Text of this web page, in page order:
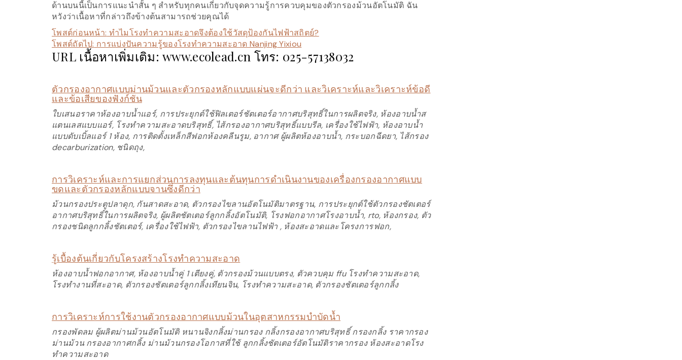
ด้านบนนี้เป็นการแนะนำสั้น ๆ สำหรับทุกคนเกี่ยวกับจุดความรู้การควบคุมของตัวกรองม้วนอัตโนมัติ ฉัน
หวังว่าเนื้อหาที่กล่าวถึงข้างต้นสามารถช่วยคุณได้
โพสต์ก่อนหน้า: ทำไมโรงทำความสะอาดจึงต้องใช้วัสดุป้องกันไฟฟ้าสถิตย์?​
โพสต์ถัดไป: การแบ่งปันความรู้ของโรงทำความสะอาด Nanjing Yixiou
URL เนื้อหาเพิ่มเติม: www.ecolead.cn โทร: 025-57138032
ตัวกรองอากาศแบบม่านม้วนและตัวกรองหลักแบบแผ่นจะดีกว่า และวิเคราะห์และวิเคราะห์ข้อดี
และข้อเสียของฟังก์ชัน
ใบเสนอราคาห้องอาบน้ำแอร์, การประยุกต์ใช้ฟิลเตอร์ชัตเตอร์อากาศบริสุทธิ์ในการผลิตจริง, ห้องอาบน้ำส
แตนเลสแบบแอร์, โรงทำความสะอาดบริสุทธิ์, ไส้กรองอากาศบริสุทธิ์แบบรีล, เครื่องใช้ไฟฟ้า, ห้องอาบน้ำ
แบบดับเบิ้ลแอร์ 1 ห้อง, การติดตั้งเหล็กสีฟอกห้องคลีนรูม, อากาศ ผู้ผลิตห้องอาบน้ำ, กระบอกฉีดยา, ไส้กรอง
decarburization, ชนิดถุง,
การวิเคราะห์และการแยกส่วนการลงทุนและต้นทุนการดำเนินงานของเครื่องกรองอากาศแบบ
ขดและตัวกรองหลักแบบจานซึ่งดีกว่า
ม้วนกรองประตูปลาดุก, กันสาดสะอาด, ตัวกรองไขลานอัตโนมัติมาตรฐาน, การประยุกต์ใช้ตัวกรองชัตเตอร์
อากาศบริสุทธิ์ในการผลิตจริง, ผู้ผลิตชัตเตอร์ลูกกลิ้งอัตโนมัติ, โรงฟอกอากาศโรงอาบน้ำ, rto, ห้องกรอง, ตัว
กรองชนิดลูกกลิ้งชัตเตอร์, เครื่องใช้ไฟฟ้า, ตัวกรองไขลานไฟฟ้า , ห้องสะอาดและโครงการฟอก,
รู้เบื้องต้นเกี่ยวกับโครงสร้างโรงทำความสะอาด
ห้องอาบน้ำฟอกอากาศ, ห้องอาบน้ำคู่ 1 เตียงคู่, ตัวกรองม้วนแบบตรง, ตัวควบคุม ffu โรงทำความสะอาด,
โรงทำงานที่สะอาด, ตัวกรองชัตเตอร์ลูกกลิ้งเทียนจิน, โรงทำความสะอาด, ตัวกรองชัตเตอร์ลูกกลิ้ง
การวิเคราะห์การใช้งานตัวกรองอากาศแบบม้วนในอุตสาหกรรมบำบัดน้ำ
กรองพัดลม ผู้ผลิตม่านม้วนอัตโนมัติ หนานจิงกลิ้งม่านกรอง กลิ้งกรองอากาศบริสุทธิ์ กรองกลิ้ง ราคากรอง
ม่านม้วน กรองอากาศกลิ้ง ม่านม้วนกรองโอกาสที่ใช้ ลูกกลิ้งชัตเตอร์อัตโนมัติราคากรอง ห้องสะอาดโรง
ทำความสะอาด